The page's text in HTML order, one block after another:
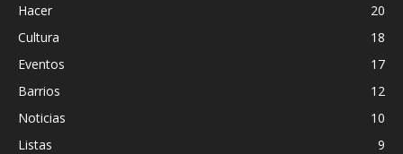
Hacer
20
Cultura
18
Eventos
17
Barrios
12
Noticias
10
Listas
9